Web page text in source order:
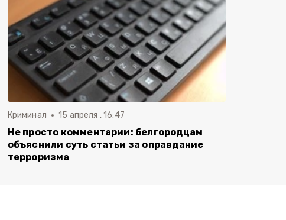
Криминал 15 апреля , 16:47
Не просто комментарии: белгородцам
объяснили суть статьи за оправдание
терроризма